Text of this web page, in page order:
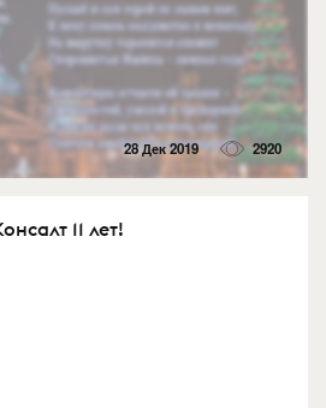
28 Дек 2019 2920
11 лет!